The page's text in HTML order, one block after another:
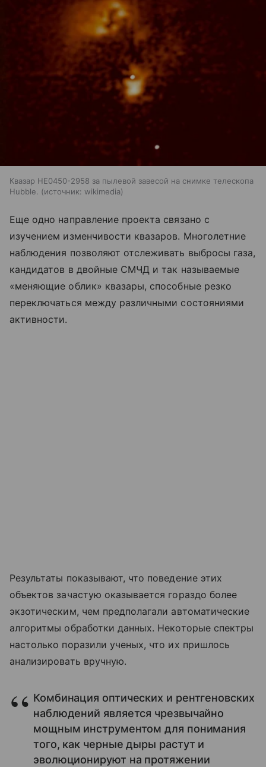
Квазар HE0450-2958 за пылевой завесой на снимке телескопа
Hubble.
источник: wikimedia
Еще одно направление проекта связано с
изучением изменчивости квазаров. Многолетние
наблюдения позволяют отслеживать выбросы газа,
кандидатов в двойные СМЧД и так называемые
«меняющие облик» квазары, способные резко
переключаться между различными состояниями
активности.
Результаты показывают, что поведение этих
объектов зачастую оказывается гораздо более
экзотическим, чем предполагали автоматические
алгоритмы обработки данных. Некоторые спектры
настолько поразили ученых, что их пришлось
анализировать вручную.
Комбинация оптических и рентгеновских
наблюдений является чрезвычайно
мощным инструментом для понимания
того, как черные дыры растут и
эволюционируют на протяжении